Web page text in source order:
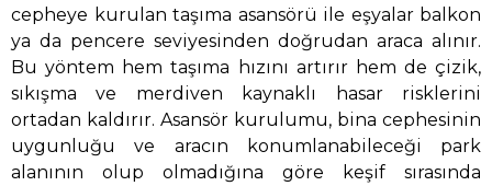
cepheye kurulan taşıma asansörü ile eşyalar balkon
ya da pencere seviyesinden doğrudan araca alınır.
Bu yöntem hem taşıma hızını artırır hem de çizik,
sıkışma ve merdiven kaynaklı hasar risklerini
ortadan kaldırır. Asansör kurulumu, bina cephesinin
uygunluğu ve aracın konumlanabileceği park
alanının olup olmadığına göre keşif sırasında